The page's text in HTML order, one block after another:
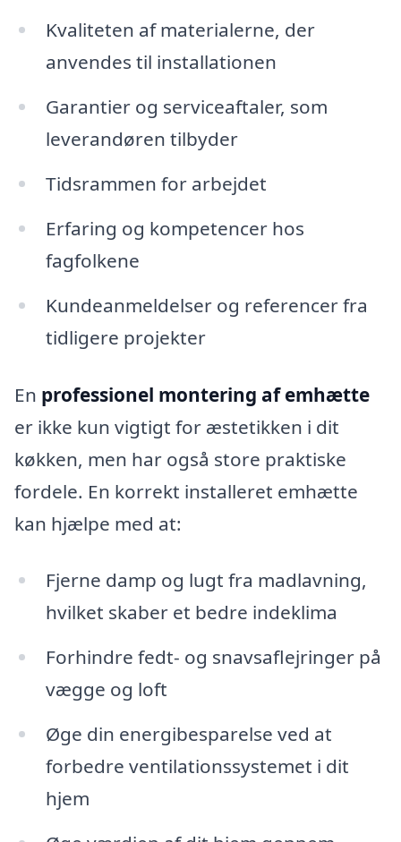
Kvaliteten af materialerne, der
anvendes til installationen
Garantier og serviceaftaler, som
leverandøren tilbyder
Tidsrammen for arbejdet
Erfaring og kompetencer hos
fagfolkene
Kundeanmeldelser og referencer fra
tidligere projekter
En professionel montering af emhætte
er ikke kun vigtigt for æstetikken i dit
køkken, men har også store praktiske
fordele. En korrekt installeret emhætte
kan hjælpe med at:
Fjerne damp og lugt fra madlavning,
hvilket skaber et bedre indeklima
Forhindre fedt- og snavsaflejringer på
vægge og loft
Øge din energibesparelse ved at
forbedre ventilationssystemet i dit
hjem